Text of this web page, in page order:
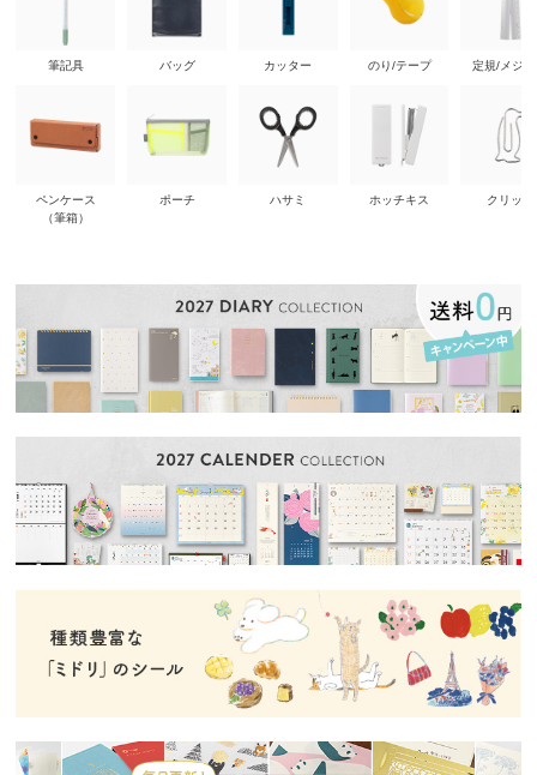
筆記具
ペンケース
（筆箱）
バッグ
ポーチ
カッター
ハサミ
のり/テープ
ホッチキス
定規/メジ
クリップ